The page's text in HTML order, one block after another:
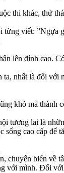
thi khác, thử
viết: ”Ngựa
lên đỉnh cao.
nhất là đối
khó mà thành
tương lai là
cao cấp
chuyển biến về
với mình. Đối